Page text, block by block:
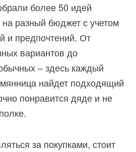
более 50 идей
разный бюджет с учетом
и предпочтений. От
вариантов до
– здесь каждый
найдет подходящий
понравится дяде и не
за покупками, стоит